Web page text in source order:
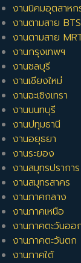
งานนิคมอุตสาหก
งานตามสาย BTS
งานตามสาย
งานกรุงเทพฯ
งานชลบุรี
งานเชียงใหม่
งานฉะเชิงเทรา
งานนนทบุรี
งานปทุมธานี
งานอยุธยา
งานระยอง
งานสมุทรปราการ
งานสมุทรสาคร
งานภาคกลาง
งานภาคเหนือ
งานภาคตะวันออ
งานภาคตะวันตก
งานภาคใต้